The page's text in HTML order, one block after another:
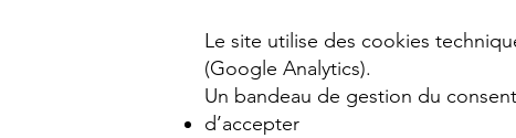
Le site utilise des cookies
(Google Analytics).
Un bandeau de gestion du
d’accepter